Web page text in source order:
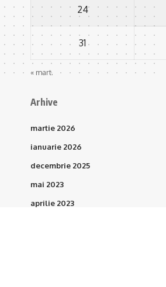
24
31
« mart.
Arhive
martie 2026
ianuarie 2026
decembrie 2025
mai 2023
aprilie 2023